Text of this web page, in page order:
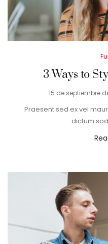
3 Ways to
Posted
15 de septiembre
Praesent sed ex vel
dictum